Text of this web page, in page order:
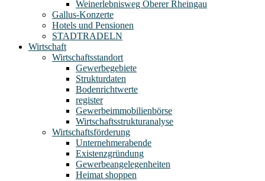
Weinerlebnisweg Oberer Rheingau
Gallus-Konzerte
Hotels und Pensionen
STADTRADELN
Wirtschaft
Wirtschaftsstandort
Gewerbegebiete
Strukturdaten
Bodenrichtwerte
register
Gewerbeimmobilienbörse
Wirtschaftsstrukturanalyse
Wirtschaftsförderung
Unternehmerabende
Existenzgründung
Gewerbeangelegenheiten
Heimat shoppen